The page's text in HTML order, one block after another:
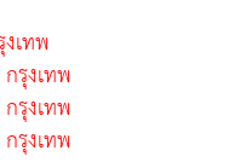
เทพ
รุงเทพ
รุงเทพ
รุงเทพ